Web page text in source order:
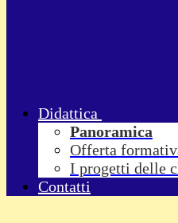
Didattica
Panoramica
Offerta
I progetti delle
Contatti